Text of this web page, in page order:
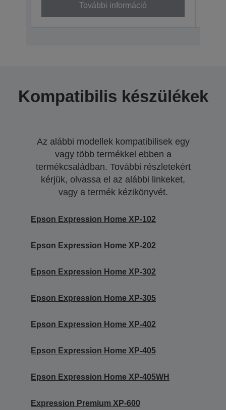
További információ
Kompatibilis készülékek
Az alábbi modellek kompatibilisek egy
vagy több termékkel ebben a
termékcsaládban. További részletekért
kérjük, olvassa el az alábbi linkeket,
vagy a termék kézikönyvét.
Epson Expression Home XP-102
Epson Expression Home XP-202
Epson Expression Home XP-302
Epson Expression Home XP-305
Epson Expression Home XP-402
Epson Expression Home XP-405
Epson Expression Home XP-405WH
Expression Premium XP-600